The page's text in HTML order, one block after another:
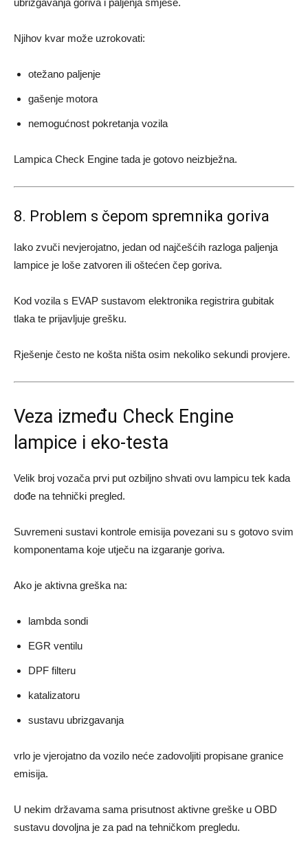
ubrizgavanja goriva i paljenja smjese.
Njihov kvar može uzrokovati:
otežano paljenje
gašenje motora
nemogućnost pokretanja vozila
Lampica Check Engine tada je gotovo neizbježna.
8. Problem s čepom spremnika goriva
Iako zvuči nevjerojatno, jedan od najčešćih razloga paljenja
lampice je loše zatvoren ili oštećen čep goriva.
Kod vozila s EVAP sustavom elektronika registrira gubitak
tlaka te prijavljuje grešku.
Rješenje često ne košta ništa osim nekoliko sekundi provjere.
Veza između Check Engine
lampice i eko-testa
Velik broj vozača prvi put ozbiljno shvati ovu lampicu tek kada
dođe na tehnički pregled.
Suvremeni sustavi kontrole emisija povezani su s gotovo svim
komponentama koje utječu na izgaranje goriva.
Ako je aktivna greška na:
lambda sondi
EGR ventilu
DPF filteru
katalizatoru
sustavu ubrizgavanja
vrlo je vjerojatno da vozilo neće zadovoljiti propisane granice
emisija.
U nekim državama sama prisutnost aktivne greške u OBD
sustavu dovoljna je za pad na tehničkom pregledu.